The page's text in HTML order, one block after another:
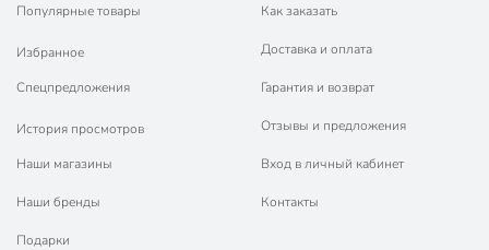
Популярные товары
Избранное
Спецпредложения
История просмотров
Наши магазины
Наши бренды
Подарки
Как заказать
Доставка и оплата
Гарантия и возврат
Отзывы и предложения
Вход в личный кабинет
Контакты